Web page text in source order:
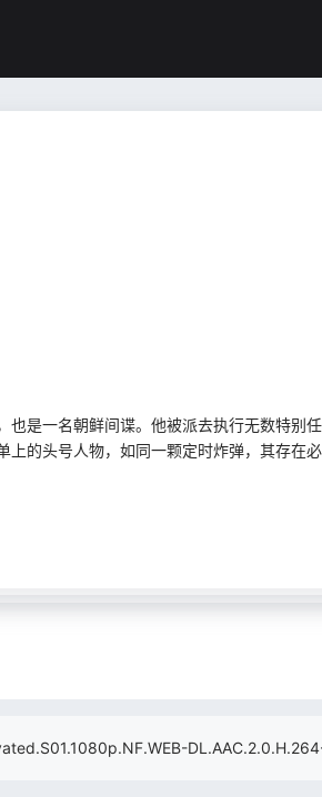
是一名朝鲜间谍。他被派去执行无数特别
的头号人物，如同一颗定时炸弹，其存在